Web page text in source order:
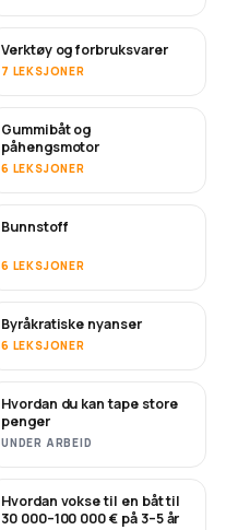
Verktøy og forbruksvarer
7 LEKSJONER
Gummibåt og
påhengsmotor
6 LEKSJONER
SNART
Bunnstoff
6 LEKSJONER
Byråkratiske nyanser
6 LEKSJONER
SNART
Hvordan du kan tape store
penger
UNDER ARBEID
NYTT
Hvordan vokse til en båt til
30 000–100 000 € på 3–5 år